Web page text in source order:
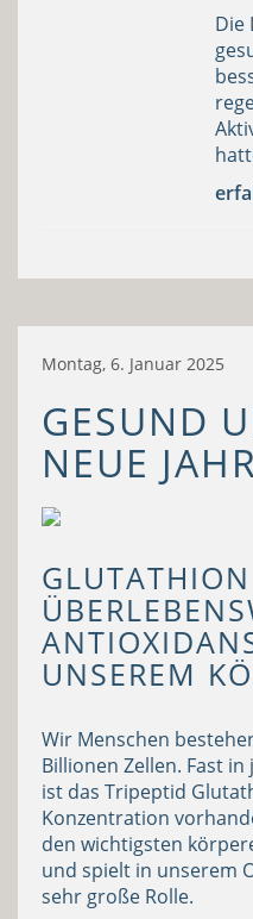
Die
Montag, 6. Januar 2025
GESUND
NEUE
UNSEREM
Wir Menschen
Billionen Zellen. Fast
ist das Tripeptid
Konzentration
den wichtigsten
und spielt in unserem
sehr große Rolle.